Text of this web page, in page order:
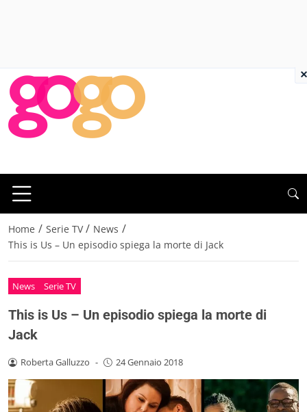
Home / Serie TV / News /
This is Us – Un episodio spiega la morte di Jack
News Serie TV
This is Us – Un episodio spiega la morte di
Jack
Roberta Galluzzo - 24 Gennaio 2018
×